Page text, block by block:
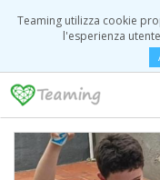
Teaming utilizza cookie
l'esperienza